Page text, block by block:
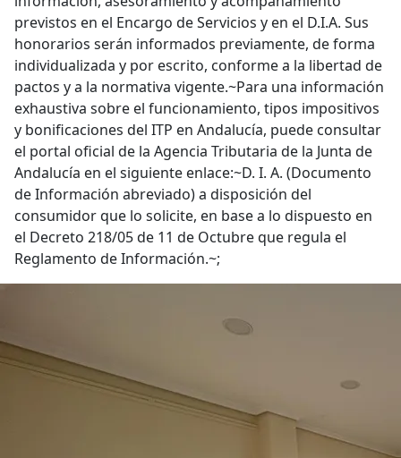
previstos en el Encargo de Servicios y en el D.I.A. Sus
honorarios serán informados previamente, de forma
individualizada y por escrito, conforme a la libertad de
pactos y a la normativa vigente.~Para una información
exhaustiva sobre el funcionamiento, tipos impositivos
y bonificaciones del ITP en Andalucía, puede consultar
el portal oficial de la Agencia Tributaria de la Junta de
Andalucía en el siguiente enlace:~D. I. A. (Documento
de Información abreviado) a disposición del
consumidor que lo solicite, en base a lo dispuesto en
el Decreto 218/05 de 11 de Octubre que regula el
Reglamento de Información.~;